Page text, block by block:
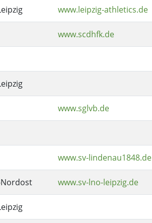
www.leipzig-athletics.de
www.scdhfk.de
www.sglvb.de
www.sv-lindenau1848.de
Nordost www.sv-lno-leipzig.de